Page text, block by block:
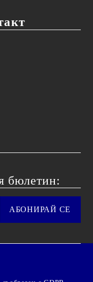
бюлетин: